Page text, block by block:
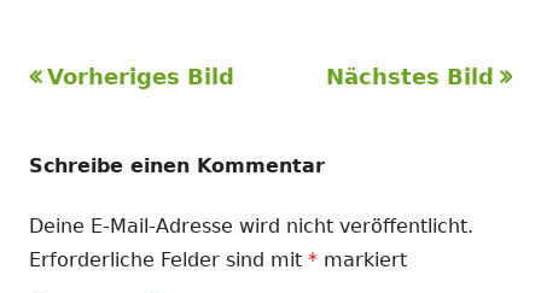
Vorheriges Bild Nächstes Bild
Schreibe einen Kommentar
Deine E-Mail-Adresse wird nicht veröffentlicht.
Erforderliche Felder sind mit * markiert